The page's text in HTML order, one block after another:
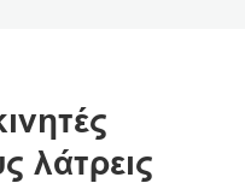
λάτρεις